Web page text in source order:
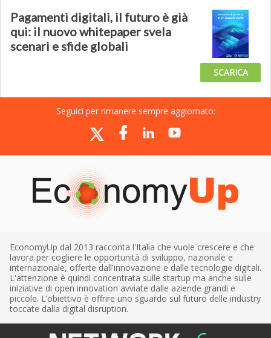
Pagamenti digitali, il futuro è già
qui: il nuovo whitepaper svela
scenari e sfide globali
SCARICA
Seguici per rimanere sempre aggiornato:
EconomyUp dal 2013 racconta l'Italia che vuole crescere e che
lavora per cogliere le opportunità di sviluppo, nazionale e
internazionale, offerte dall'innovazione e dalle tecnologie digitali.
L'attenzione è quindi concentrata sulle startup ma anche sulle
iniziative di open innovation avviate dalle aziende grandi e
piccole. L’obiettivo è offrire uno sguardo sul futuro delle industry
toccate dalla digital disruption.